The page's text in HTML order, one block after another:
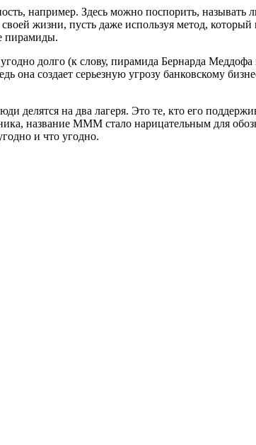
например. Здесь можно поспорить, называть
жизни, пусть даже используя метод, который
пирамиды.
долго (к слову, пирамида Бернарда
она создает серьезную угрозу банковскому
делятся на два лагеря. Это те, кто его
название МММ стало нарицательным для
и что угодно.